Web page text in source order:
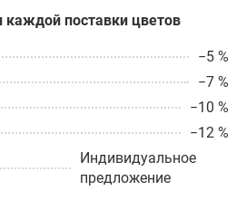
каждой поставки цветов
−5 %
−7 %
−10 %
−12 %
Индивидуальное
предложение